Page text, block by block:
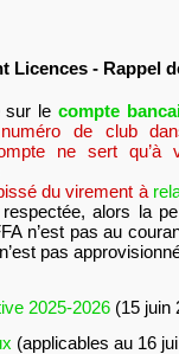
Licences - Rappel
sur lecompte
de club
ne sert qu’à
du virement à
alors la
n’est pas au
pas
2025-2026 (15 juin
(applicables au 16